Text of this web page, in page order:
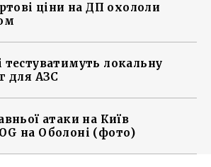
ціни на ДП охололи
локальну
для АЗС
атаки на Київ
на Оболоні (фото)